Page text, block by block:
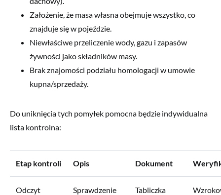
Założenie, że masa własna obejmuje wszystko, co
znajduje się w pojeździe.
Niewłaściwe przeliczenie wody, gazu i zapasów
żywności jako składników masy.
Brak znajomości podziału homologacji w umowie
kupna/sprzedaży.
Do uniknięcia tych pomyłek pomocna będzie indywidualna
lista kontrolna:
Etap kontroli Opis Dokument
Odczyt
Sprawdzenie
Tabliczka